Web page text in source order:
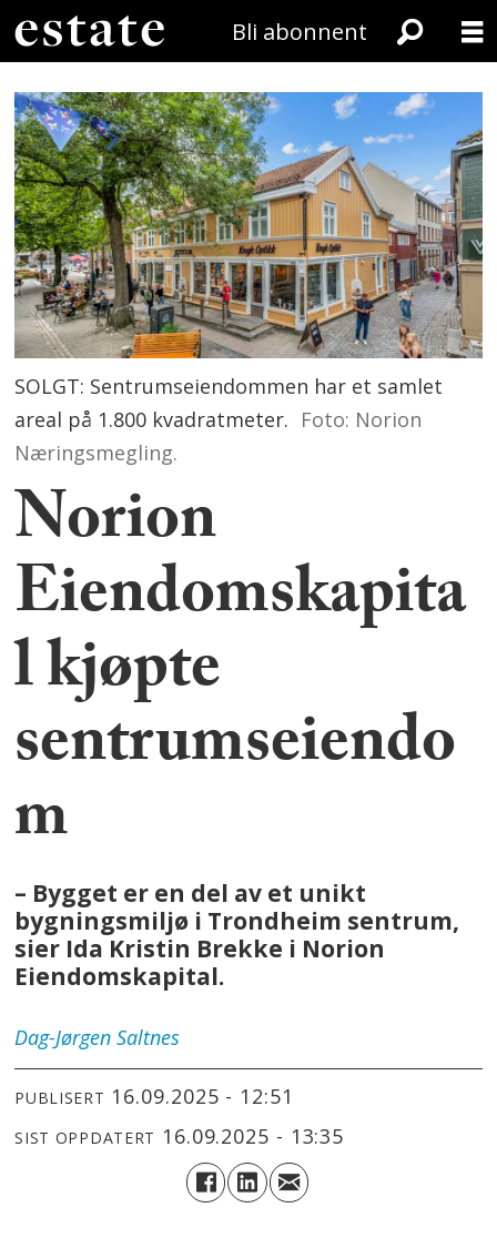
Bli abonnent
SOLGT: Sentrumseiendommen har et samlet
areal på 1.800 kvadratmeter. Foto: Norion
Næringsmegling.
Norion
Eiendomskapita
l kjøpte
sentrumseiendo
m
– Bygget er en del av et unikt
bygningsmiljø i Trondheim sentrum,
sier Ida Kristin Brekke i Norion
Eiendomskapital.
Dag-Jørgen Saltnes
PUBLISERT 16.09.2025 - 12:51
SIST OPPDATERT 16.09.2025 - 13:35